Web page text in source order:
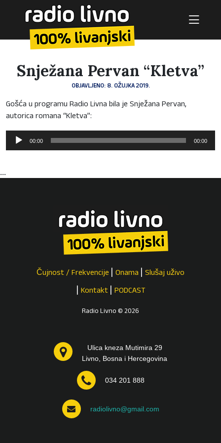
Snježana Pervan “Kletva”
OBJAVLJENO: 8. OŽUJKA 2019.
Gošća u programu Radio Livna bila je Snježana Pervan,
autorica romana “Kletva”:
Reproduktor
audiozapisa
00:00 00:00
...
Čujnost / Frekvencije Onama Slušaj uživo
Kontakt PODCAST
Radio Livno © 2026
Ulica kneza Mutimira 29
Livno, Bosna i Hercegovina
034 201 888
radiolivno@gmail.com